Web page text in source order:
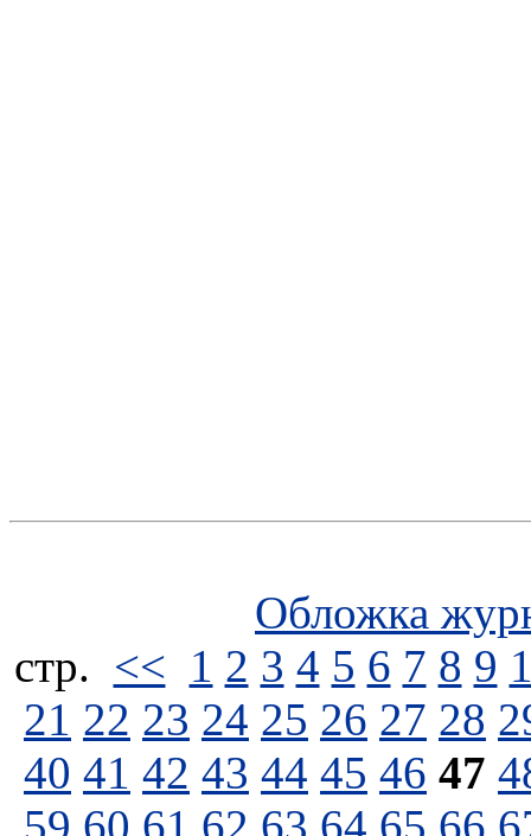
Обложка
стp. << 1 2 3 4 5 6 7 8 9
21 22 23 24 25 26 27 28
40 41 42 43 44 45 46 47